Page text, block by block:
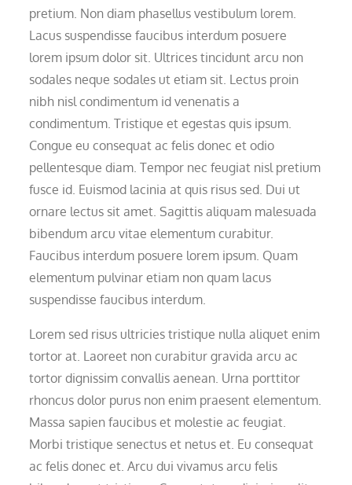
pretium. Non diam phasellus vestibulum lorem.
Lacus suspendisse faucibus interdum posuere
lorem ipsum dolor sit. Ultrices tincidunt arcu non
sodales neque sodales ut etiam sit. Lectus proin
nibh nisl condimentum id venenatis a
condimentum. Tristique et egestas quis ipsum.
Congue eu consequat ac felis donec et odio
pellentesque diam. Tempor nec feugiat nisl pretium
fusce id. Euismod lacinia at quis risus sed. Dui ut
ornare lectus sit amet. Sagittis aliquam malesuada
bibendum arcu vitae elementum curabitur.
Faucibus interdum posuere lorem ipsum. Quam
elementum pulvinar etiam non quam lacus
suspendisse faucibus interdum.
Lorem sed risus ultricies tristique nulla aliquet enim
tortor at. Laoreet non curabitur gravida arcu ac
tortor dignissim convallis aenean. Urna porttitor
rhoncus dolor purus non enim praesent elementum.
Massa sapien faucibus et molestie ac feugiat.
Morbi tristique senectus et netus et. Eu consequat
ac felis donec et. Arcu dui vivamus arcu felis